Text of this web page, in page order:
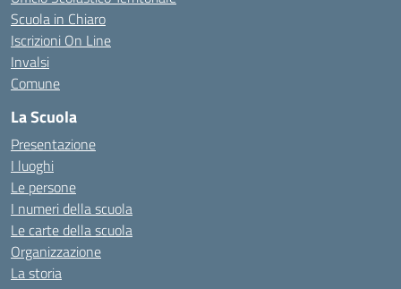
Scuola in Chiaro
Iscrizioni On Line
Invalsi
Comune
La Scuola
Presentazione
I luoghi
Le persone
I numeri della scuola
Le carte della scuola
Organizzazione
La storia